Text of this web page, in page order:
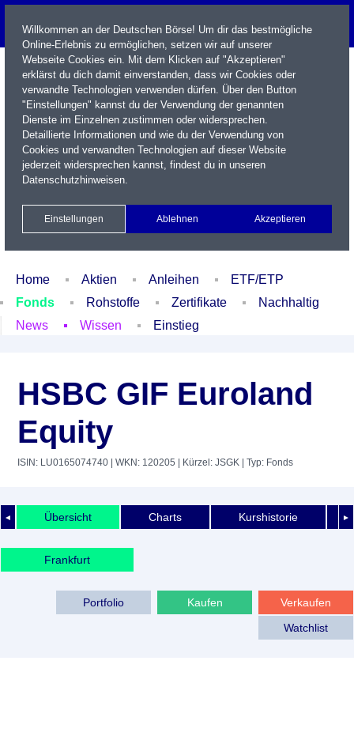
Name / WKN / ISIN / Kürzel
Xetra Realtime
Watchlist Portfolio Login
Home Aktien Anleihen
ETF/ETP
Fonds
Rohstoffe Zertifikate
Nachhaltig
News
Wissen Einstieg
HSBC GIF Euroland
Equity
ISIN: LU0165074740 | WKN: 120205 | Kürzel: JSGK | Typ: Fonds
◄ ►
Übersicht Charts Kurshistorie
Frankfurt
Verkaufen
Kaufen
Portfolio
Watchlist
Willkommen an der Deutschen Börse! Um dir das bestmögliche
Online-Erlebnis zu ermöglichen, setzen wir auf unserer
Webseite Cookies ein. Mit dem Klicken auf "Akzeptieren"
erklärst du dich damit einverstanden, dass wir Cookies oder
verwandte Technologien verwenden dürfen. Über den Button
"Einstellungen" kannst du der Verwendung der genannten
Dienste im Einzelnen zustimmen oder widersprechen.
Detaillierte Informationen und wie du der Verwendung von
Cookies und verwandten Technologien auf dieser Website
jederzeit widersprechen kannst, findest du in unseren
Datenschutzhinweisen.
Einstellungen Ablehnen Akzeptieren